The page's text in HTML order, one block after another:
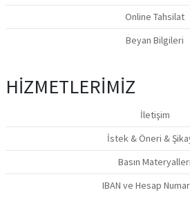
Online Tahsilat
Beyan Bilgileri
HİZMETLERİMİZ
İletişim
İstek & Öneri &
Basın Materyalleri
IBAN ve Hesap